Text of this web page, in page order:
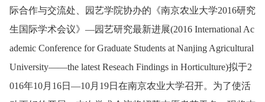
际合作与交流处、园艺学院协办的《南京农业大学2016研究
生国际学术会议》—园艺研究最新进展(2016 International Ac
ademic Conference for Graduate Students at Nanjing Agricultural
University——the latest Reseach Findings in Horticulture)拟于2
016年10月16日—10月19日在南京农业大学召开。为了使活